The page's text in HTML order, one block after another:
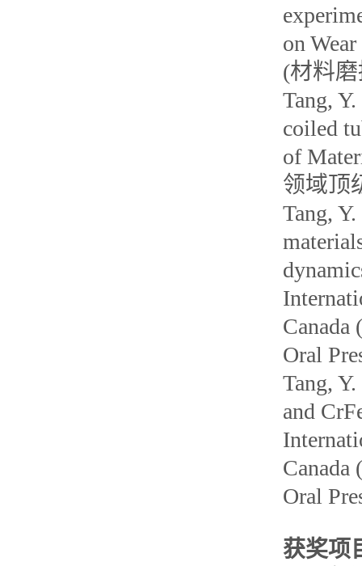
on
(材料磨
Tang,
coiled
of
领域顶
Tang,
Oral
Tang,
and
Oral
获奖项